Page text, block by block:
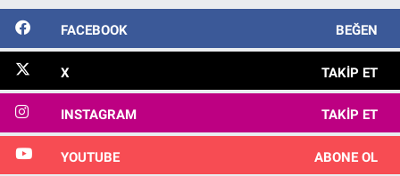
FACEBOOK BEĞEN
X TAKIP ET
INSTAGRAM TAKIP ET
YOUTUBE ABONE OL